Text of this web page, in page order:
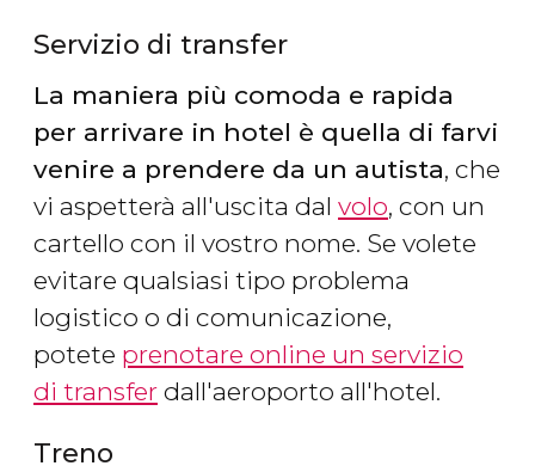
Servizio di transfer
La maniera più comoda e rapida
per arrivare in hotel è quella di farvi
venire a prendere da un autista, che
vi aspetterà all'uscita dal volo, con un
cartello con il vostro nome. Se volete
evitare qualsiasi tipo problema
logistico o di comunicazione,
potete prenotare online un servizio
di transfer dall'aeroporto all'hotel.
Treno